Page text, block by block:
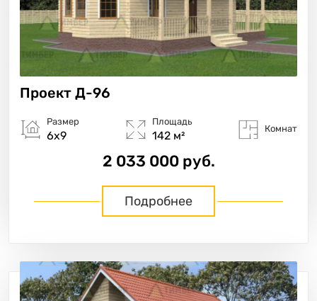
Проект Д-96
Размер
6х9
Площадь
142 м²
Комнат
2 033 000 руб.
Подробнее